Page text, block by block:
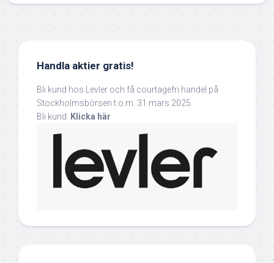
Handla aktier gratis!
Bli kund hos Levler och få courtagefri handel på
Stockholmsbörsen t.o.m. 31 mars 2025.
Bli kund: Klicka här